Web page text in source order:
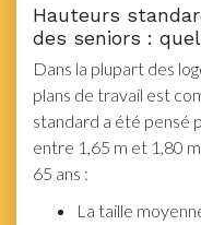
Hauteurs
des seniors :
Dans la plupart des
plans de travail est
standard a été pensé
entre 1,65 m et 1,80
65 ans :
La taille